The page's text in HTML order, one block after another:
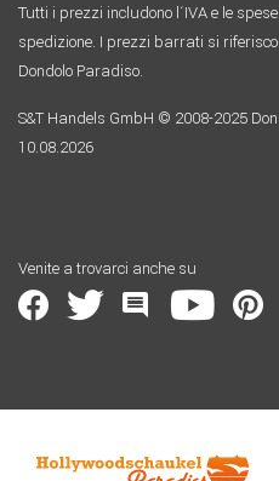
Tutti i prezzi includono l´IVA e le
spedizione. I prezzi barrati si
Dondolo Paradiso.
S&T Handels GmbH © 2008-2025
10.08.2026
Venite a trovarci anche su